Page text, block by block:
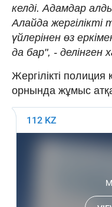
келді. Адамдар
Алайда жергілікті
үйлерінен өз
да бар", - делінген
Жергілікті полиция
орнында жұмыс